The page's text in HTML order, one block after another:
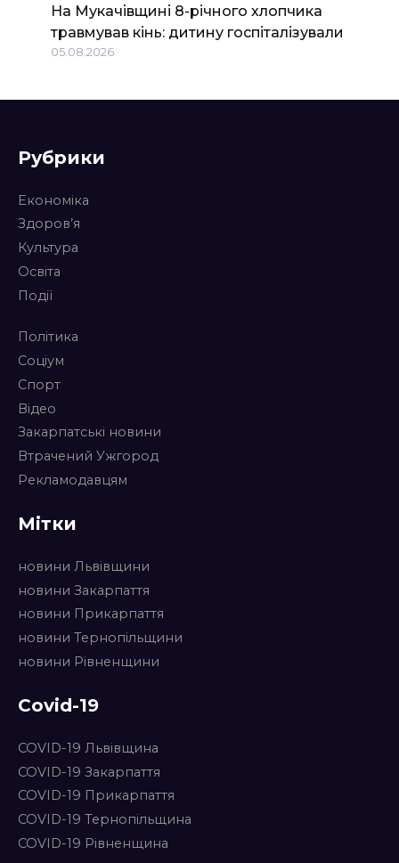
На Мукачівщині 8-річного хлопчика
травмував кінь: дитину госпіталізували
05.08.2026
Рубрики
Економіка
Здоров’я
Культура
Освіта
Події
Політика
Соціум
Спорт
Відео
Закарпатські новини
Втрачений Ужгород
Рекламодавцям
Мітки
новини Львівщини
новини Закарпаття
новини Прикарпаття
новини Тернопільщини
новини Рівненщини
Covid-19
COVID-19 Львівщина
COVID-19 Закарпаття
COVID-19 Прикарпаття
COVID-19 Тернопільщина
COVID-19 Рівненщина